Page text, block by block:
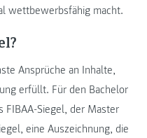
wettbewerbsfähig macht.
Ansprüche an Inhalte,
erfüllt. Für den Bachelor
FIBAA-Siegel, der Master
eine Auszeichnung, die